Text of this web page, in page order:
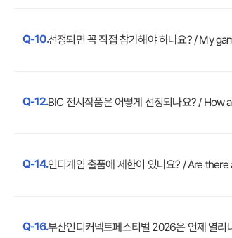
Q-10.선정되면 꼭 직접 참가해야 하나요? / My
Q-12.BIC 전시작품은 어떻게 선정되나요? / How
Q-14.인디게임 출품에 제한이 있나요? / Are
Q-16.부산인디커넥트페스티벌 2026은 언제 열